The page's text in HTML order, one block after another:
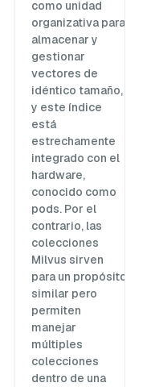
como unidad
organizativa para
almacenar y
gestionar
vectores de
idéntico tamaño,
y este índice
está
estrechamente
integrado con el
hardware,
conocido como
pods. Por el
contrario, las
colecciones
Milvus sirven
para un propósito
similar pero
permiten
manejar
múltiples
colecciones
dentro de una